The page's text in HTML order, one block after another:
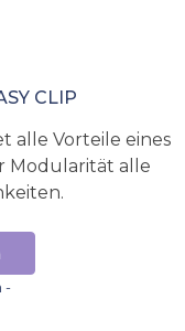
CLIP
alle Vorteile eines
Modularität alle